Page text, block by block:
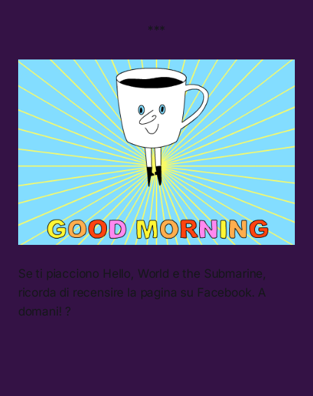
***
Se ti piacciono Hello, World e the Submarine,
ricorda di recensire la pagina su Facebook. A
domani! ?